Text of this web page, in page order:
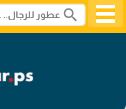
search